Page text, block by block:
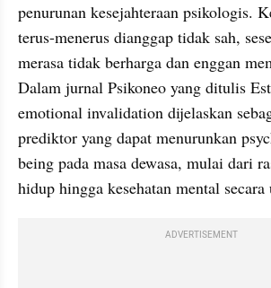
penurunan kesejahteraan psikologis.
terus-menerus dianggap tidak sah,
merasa tidak berharga dan enggan
Dalam jurnal Psikoneo yang ditulis
emotional invalidation dijelaskan
prediktor yang dapat menurunkan
being pada masa dewasa, mulai dari
hidup hingga kesehatan mental secara
ADVERTISEMENT